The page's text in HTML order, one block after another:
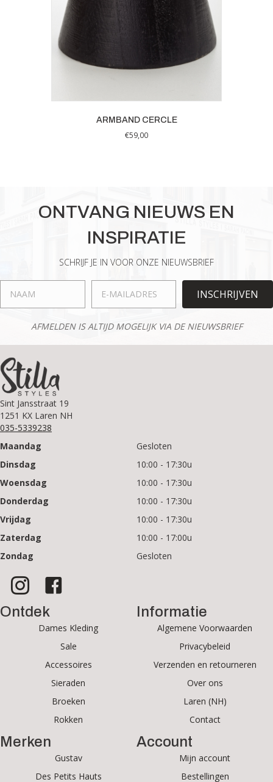
ARMBAND CERCLE
€59,00
ONTVANG NIEUWS EN
INSPIRATIE
SCHRIJF JE IN VOOR ONZE NIEUWSBRIEF
INSCHRIJVEN
AFMELDEN IS ALTIJD MOGELIJK VIA DE NIEUWSBRIEF
Sint Jansstraat 19
1251 KX Laren NH
035-5339238
Maandag
Gesloten
Dinsdag
10:00 - 17:30u
Woensdag
10:00 - 17:30u
Donderdag
10:00 - 17:30u
Vrijdag
10:00 - 17:30u
Zaterdag
10:00 - 17:00u
Zondag
Gesloten
Ontdek
Dames Kleding
Sale
Accessoires
Sieraden
Broeken
Rokken
Merken
Gustav
Des Petits Hauts
Informatie
Algemene Voorwaarden
Privacybeleid
Verzenden en retourneren
Over ons
Laren (NH)
Contact
Account
Mijn account
Bestellingen